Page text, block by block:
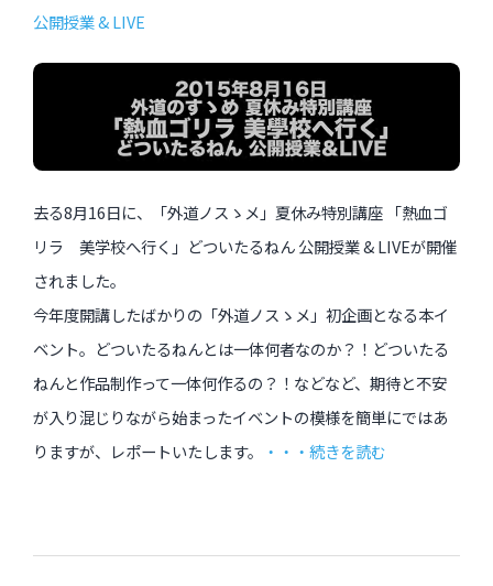
公開授業 & LIVE
去る8月16日に、「外道ノスゝメ」夏休み特別講座 「熱血ゴ
リラ 美学校へ行く」どついたるねん 公開授業 & LIVEが開催
されました。
今年度開講したばかりの「外道ノスゝメ」初企画となる本イ
ベント。どついたるねんとは一体何者なのか？！どついたる
ねんと作品制作って一体何作るの？！などなど、期待と不安
が入り混じりながら始まったイベントの模様を簡単にではあ
りますが、レポートいたします。
・・・続きを読む